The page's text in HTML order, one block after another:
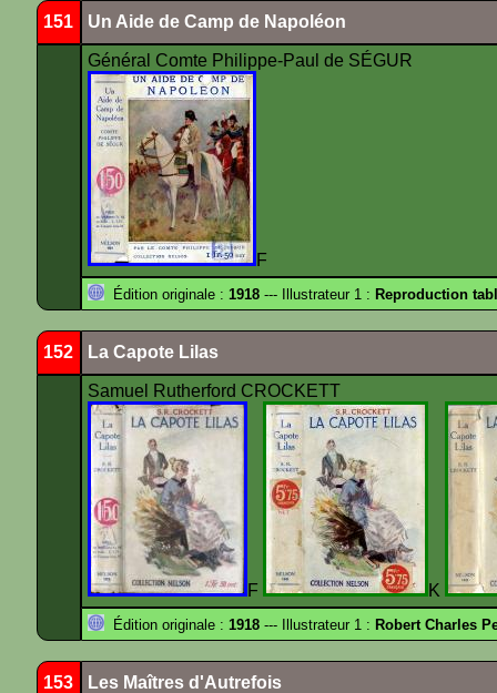
151 Un Aide de Camp de Napoléon
Général Comte Philippe-Paul de SÉGUR
F
Édition originale : 1918 --- Illustrateur 1 : Reproduction
152 La Capote Lilas
Samuel Rutherford CROCKETT
F K
Édition originale : 1918 --- Illustrateur 1 : Robert Charles
153 Les Maîtres d'Autrefois